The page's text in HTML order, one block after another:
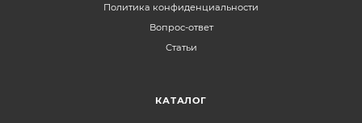
Политика конфиденциальности
Вопрос-ответ
Статьи
КАТАЛОГ